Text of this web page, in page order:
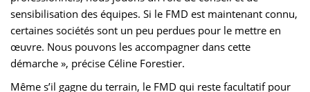
sensibilisation des équipes. Si le FMD est maintenant connu,
certaines sociétés sont un peu perdues pour le mettre en
œuvre. Nous pouvons les accompagner dans cette
démarche », précise Céline Forestier.
Même s’il gagne du terrain, le FMD qui reste facultatif pour